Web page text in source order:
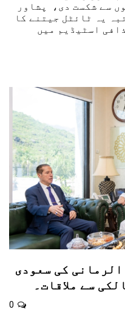
کنگزمین کو 5 وکٹوں سے شکست دی، پشاور
مرتبہ یہ ٹائٹل جیتنے کا
اسٹیڈیم میں
کی سعودی
سے ملاقات۔